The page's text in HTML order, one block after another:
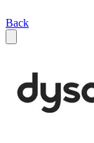
Back